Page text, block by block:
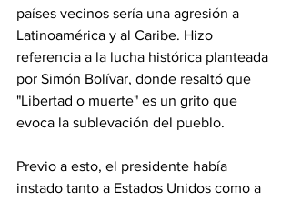
países vecinos sería una agresión a
Latinoamérica y al Caribe. Hizo
referencia a la lucha histórica planteada
por Simón Bolívar, donde resaltó que
"Libertad o muerte" es un grito que
evoca la sublevación del pueblo.
Previo a esto, el presidente había
instado tanto a Estados Unidos como a